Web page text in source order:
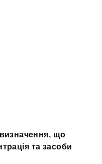
що
та засоби